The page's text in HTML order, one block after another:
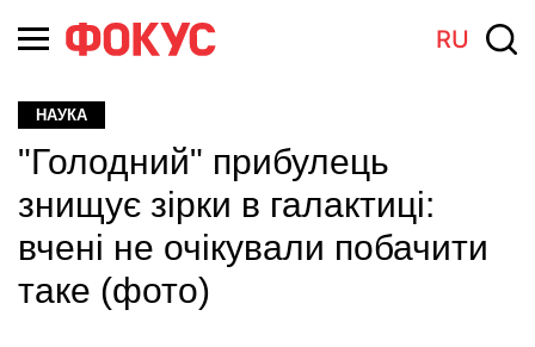
RU
НАУКА
"Голодний" прибулець
знищує зірки в галактиці:
вчені не очікували побачити
таке (фото)